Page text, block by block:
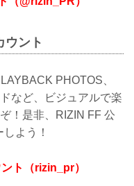
ウント
PHOTOS、
など、ビジュアルで楽
！是非、RIZIN FF 公
よう！
ト（rizin_pr）